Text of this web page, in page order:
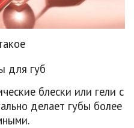
для губ
блески или гели с
делает губы более